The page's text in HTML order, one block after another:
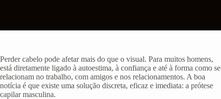
Perder cabelo pode afetar mais do que o visual. Para muitos homens,
está diretamente ligado à autoestima, à confiança e até à forma como se
relacionam no trabalho, com amigos e nos relacionamentos. A boa
notícia é que existe uma solução discreta, eficaz e imediata: a prótese
capilar masculina.